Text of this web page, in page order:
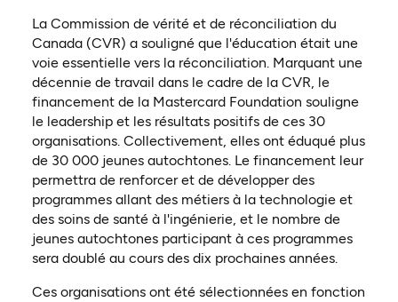
La Commission de vérité et de réconciliation du
Canada (CVR) a souligné que l'éducation était une
voie essentielle vers la réconciliation. Marquant une
décennie de travail dans le cadre de la CVR, le
financement de la Mastercard Foundation souligne
le leadership et les résultats positifs de ces 30
organisations. Collectivement, elles ont éduqué plus
de 30 000 jeunes autochtones. Le financement leur
permettra de renforcer et de développer des
programmes allant des métiers à la technologie et
des soins de santé à l'ingénierie, et le nombre de
jeunes autochtones participant à ces programmes
sera doublé au cours des dix prochaines années.
Ces organisations ont été sélectionnées en fonction